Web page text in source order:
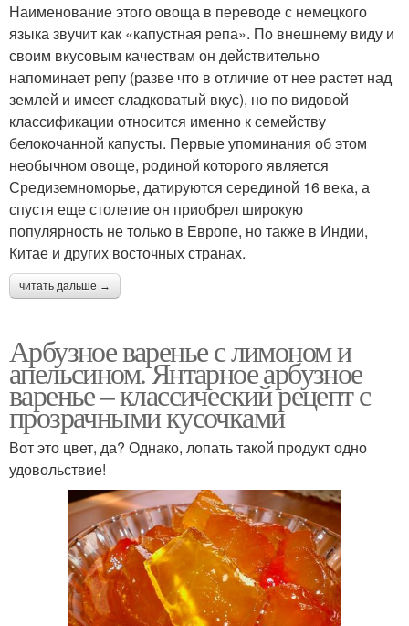
Наименование этого овоща в переводе с немецкого
языка звучит как «капустная репа». По внешнему виду и
своим вкусовым качествам он действительно
напоминает репу (разве что в отличие от нее растет над
землей и имеет сладковатый вкус), но по видовой
классификации относится именно к семейству
белокочанной капусты. Первые упоминания об этом
необычном овоще, родиной которого является
Средиземноморье, датируются серединой 16 века, а
спустя еще столетие он приобрел широкую
популярность не только в Европе, но также в Индии,
Китае и других восточных странах.
читать дальше →
Арбузное варенье с лимоном и
апельсином. Янтарное арбузное
варенье – классический рецепт с
прозрачными кусочками
Вот это цвет, да? Однако, лопать такой продукт одно
удовольствие!